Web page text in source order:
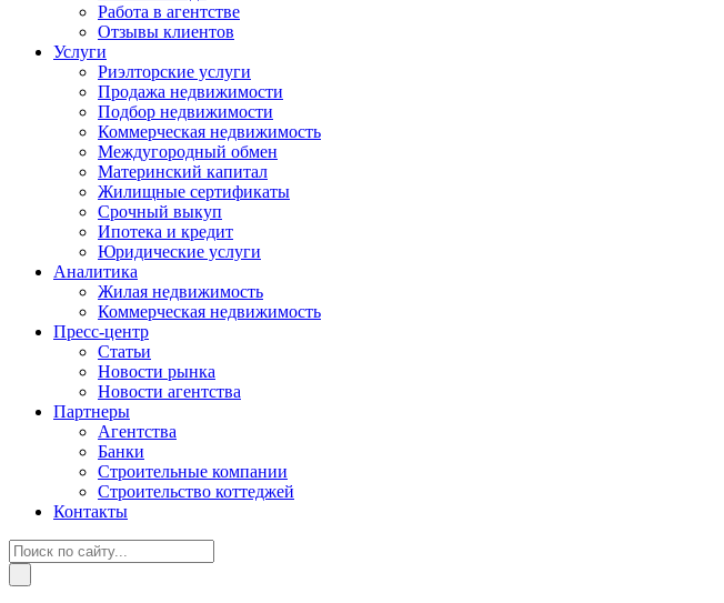
Работа в агентстве
Отзывы клиентов
Услуги
Риэлторские услуги
Продажа недвижимости
Подбор недвижимости
Коммерческая недвижимость
Междугородный обмен
Материнский капитал
Жилищные сертификаты
Срочный выкуп
Ипотека и кредит
Юридические услуги
Аналитика
Жилая недвижимость
Коммерческая недвижимость
Пресс-центр
Статьи
Новости рынка
Новости агентства
Партнеры
Агентства
Банки
Строительные компании
Строительство коттеджей
Контакты